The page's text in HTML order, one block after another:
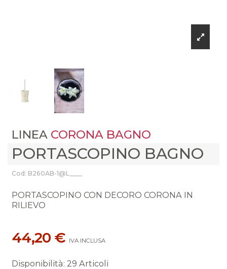
LINEA CORONA BAGNO
PORTASCOPINO BAGNO
Cod: B260AB-1@L____
PORTASCOPINO CON DECORO CORONA IN
RILIEVO
44,20 € IVA INCLUSA
Disponibilità: 29 Articoli